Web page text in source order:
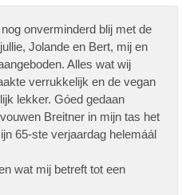
onverminderd blij met de
Jolande en Bert, mij en
Alles wat wij
verrukkelijk en de vegan
lekker. Góed gedaan
Breitner in mijn tas het
65-ste verjaardag helemáál
wat mij betreft tot een